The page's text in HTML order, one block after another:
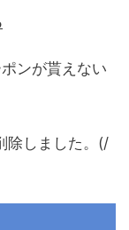
ンが貰えない
除しました。(/